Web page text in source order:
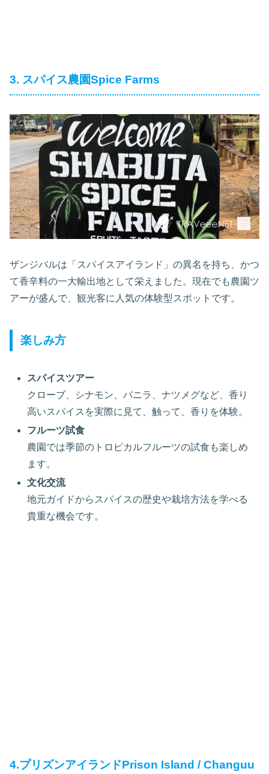
3. スパイス農園Spice Farms
ザンジバルは「スパイスアイランド」の異名を持ち、かつ
て香辛料の一大輸出地として栄えました。現在でも農園ツ
アーが盛んで、観光客に人気の体験型スポットです。
楽しみ方
スパイスツアー
クローブ、シナモン、バニラ、ナツメグなど、香り
高いスパイスを実際に見て、触って、香りを体験。
フルーツ試食
農園では季節のトロピカルフルーツの試食も楽しめ
ます。
文化交流
地元ガイドからスパイスの歴史や栽培方法を学べる
貴重な機会です。
4.プリズンアイランドPrison Island / Changuu